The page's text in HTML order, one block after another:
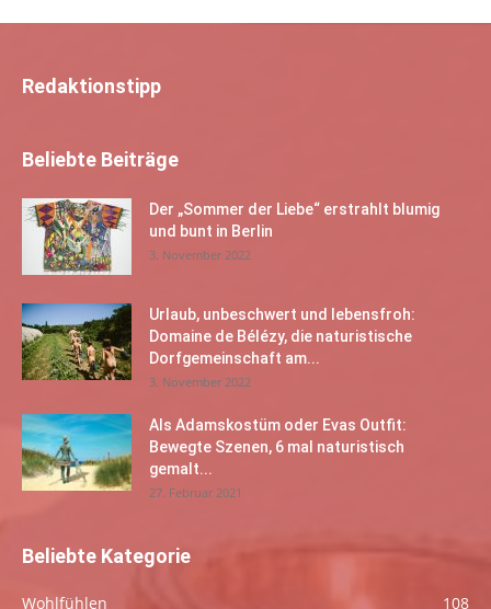
Redaktionstipp
Beliebte Beiträge
Der „Sommer der Liebe“ erstrahlt blumig
und bunt in Berlin
3. November 2022
Urlaub, unbeschwert und lebensfroh:
Domaine de Bélézy, die naturistische
Dorfgemeinschaft am...
3. November 2022
Als Adamskostüm oder Evas Outfit:
Bewegte Szenen, 6 mal naturistisch
gemalt...
27. Februar 2021
Beliebte Kategorie
Wohlfühlen
108